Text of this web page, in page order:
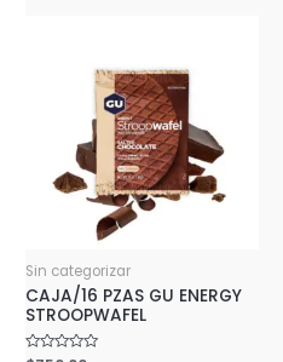
Sin categorizar
CAJA/16 PZAS GU ENERGY
STROOPWAFEL